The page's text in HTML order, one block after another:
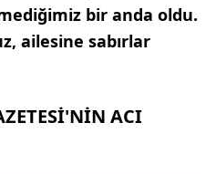
bir anda oldu.
ailesine sabırlar
ACI